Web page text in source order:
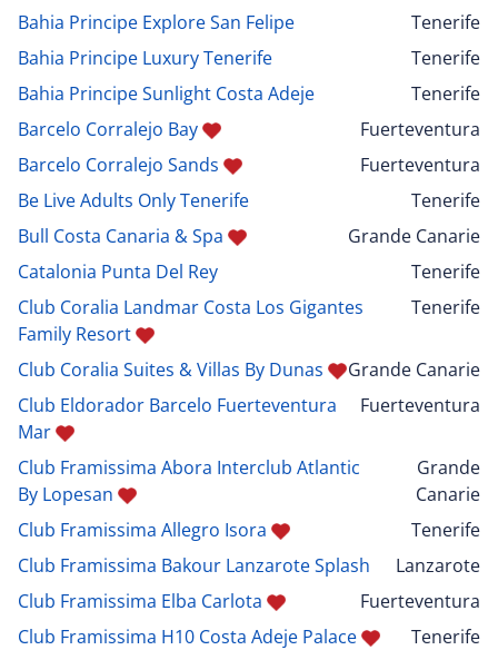
Bahia Principe Explore San Felipe
Tenerife
Bahia Principe Luxury Tenerife
Tenerife
Bahia Principe Sunlight Costa Adeje
Tenerife
Barcelo Corralejo Bay
Fuerteventura
Barcelo Corralejo Sands
Fuerteventura
Be Live Adults Only Tenerife
Tenerife
Bull Costa Canaria & Spa
Grande Canarie
Catalonia Punta Del Rey
Tenerife
Club Coralia Landmar Costa Los Gigantes
Family Resort
Tenerife
Club Coralia Suites & Villas By Dunas
Grande Canarie
Club Eldorador Barcelo Fuerteventura
Mar
Fuerteventura
Club Framissima Abora Interclub Atlantic
By Lopesan
Grande
Canarie
Club Framissima Allegro Isora
Tenerife
Club Framissima Bakour Lanzarote Splash
Lanzarote
Club Framissima Elba Carlota
Fuerteventura
Club Framissima H10 Costa Adeje Palace
Tenerife